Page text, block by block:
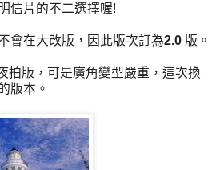
信片的不二選擇喔!
會在大改版，因此版次訂為2.0 版。
拍版，可是廣角變型嚴重，這次換
版本。